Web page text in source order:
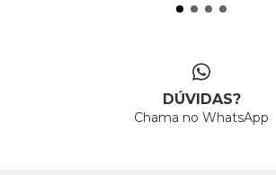
DÚVIDAS?
Chama no WhatsApp